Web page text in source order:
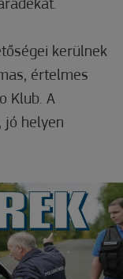
kerülnek
értelmes
Klub. A
jó helyen